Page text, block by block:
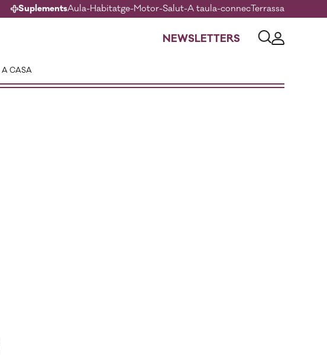
SuplementsAula-Habitatge-Motor-Salut-A taula-connecTerrassa
NEWSLETTERS
A CASA